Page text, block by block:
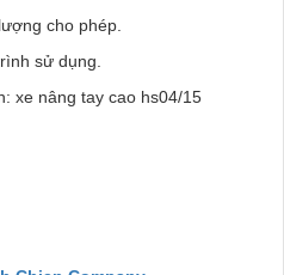
cho phép.
sử dụng.
xe nâng tay cao hs04/15